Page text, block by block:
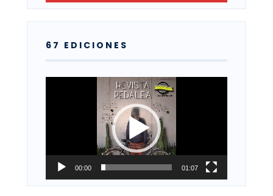
67 EDICIONES
00:00 01:07